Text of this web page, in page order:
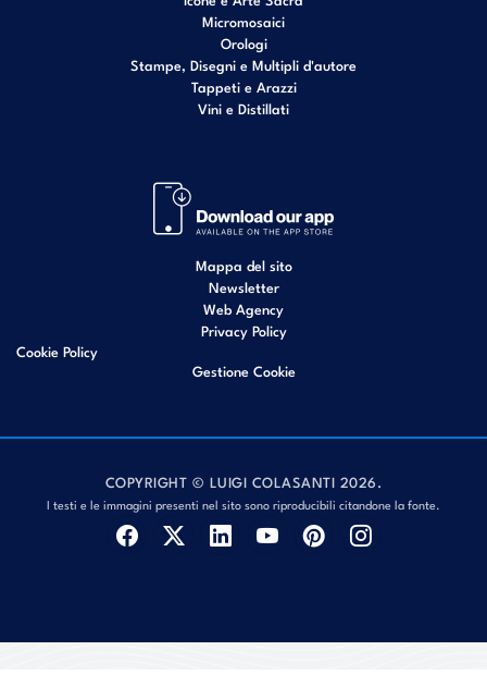
Micromosaici
Orologi
Stampe, Disegni e Multipli d'autore
Tappeti e Arazzi
Vini e Distillati
Mappa del sito
Newsletter
Web Agency
Privacy Policy
Cookie Policy
Gestione Cookie
COPYRIGHT © LUIGI COLASANTI 2026.
I testi e le immagini presenti nel sito sono riproducibili citandone la fonte.